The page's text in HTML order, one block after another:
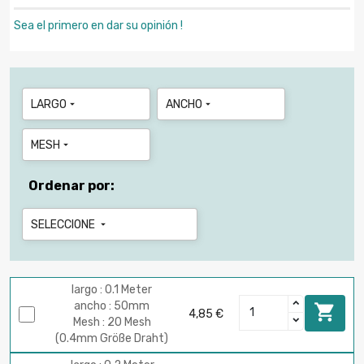
Sea el primero en dar su opinión !
LARGO  ANCHO 
MESH 
Ordenar por:
SELECCIONE 
largo : 0.1 Meter
ancho : 50mm
Mesh : 20 Mesh
(0.4mm Größe Draht)
4,85 € 